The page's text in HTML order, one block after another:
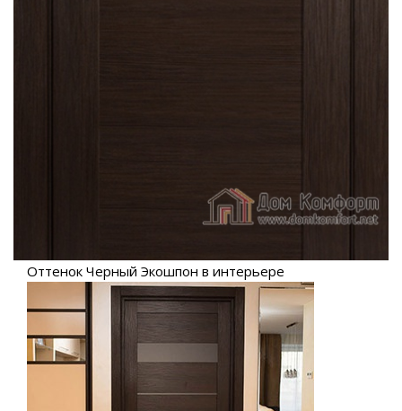
Оттенок Черный Экошпон в интерьере